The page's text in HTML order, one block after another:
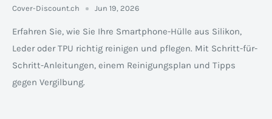
Cover-Discount.ch Jun 19, 2026
Erfahren Sie, wie Sie Ihre Smartphone-Hülle aus Silikon,
Leder oder TPU richtig reinigen und pflegen. Mit Schritt-für-
Schritt-Anleitungen, einem Reinigungsplan und Tipps
gegen Vergilbung.